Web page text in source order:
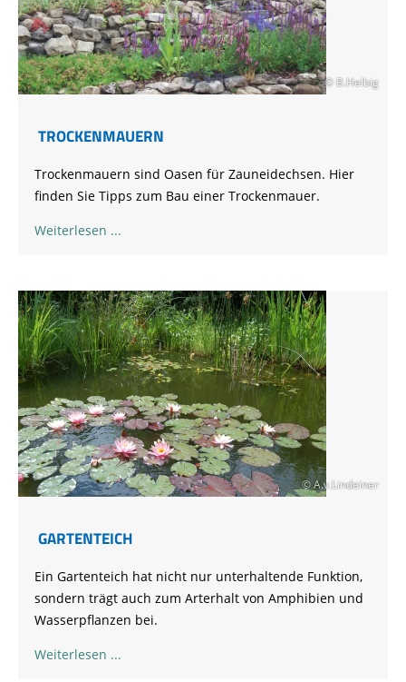
© B.Helbig
TROCKENMAUERN
Trockenmauern sind Oasen für Zauneidechsen. Hier
finden Sie Tipps zum Bau einer Trockenmauer.
Weiterlesen
© A.v.Lindeiner
GARTENTEICH
Ein Gartenteich hat nicht nur unterhaltende Funktion,
sondern trägt auch zum Arterhalt von Amphibien und
Wasserpflanzen bei.
Weiterlesen